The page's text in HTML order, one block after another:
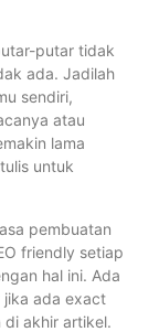
putar tidak
ada. Jadilah
sendiri,
atau
lama
untuk
pembuatan
friendly setiap
hal ini. Ada
ada exact
akhir artikel.